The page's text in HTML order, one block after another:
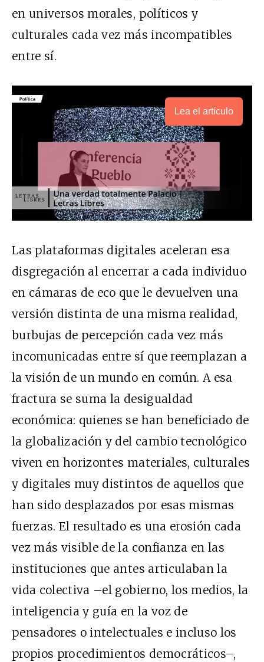
en universos morales, políticos y
culturales cada vez más incompatibles
entre sí.
Lea el artículo
Las plataformas digitales aceleran esa
disgregación al encerrar a cada individuo
en cámaras de eco que le devuelven una
versión distinta de una misma realidad,
burbujas de percepción cada vez más
incomunicadas entre sí que reemplazan a
la visión de un mundo en común. A esa
fractura se suma la desigualdad
económica: quienes se han beneficiado de
la globalización y del cambio tecnológico
viven en horizontes materiales, culturales
y digitales muy distintos de aquellos que
han sido desplazados por esas mismas
fuerzas. El resultado es una erosión cada
vez más visible de la confianza en las
instituciones que antes articulaban la
vida colectiva –el gobierno, los medios, la
inteligencia y guía en la voz de
pensadores o intelectuales e incluso los
propios procedimientos democráticos–,